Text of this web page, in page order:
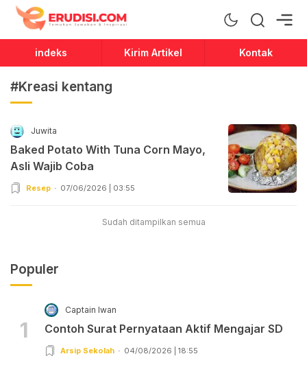
Erudisi
Temukan Jawaban dan Inspirasi
indeks Kirim Artikel Kontak
#Kreasi kentang
Juwita
Baked Potato With Tuna Corn Mayo,
Asli Wajib Coba
Resep 07/06/2026 | 03:55
Sudah ditampilkan semua
Populer
1
Captain Iwan
Contoh Surat Pernyataan Aktif Mengajar SD
Arsip Sekolah 04/08/2026 | 18:55